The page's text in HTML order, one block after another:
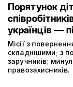
Порятунок
українців —
Місії з
складнішими; з
заручників;
правозахисників.